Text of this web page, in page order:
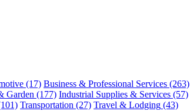
(17) Business & Professional Services (263)
Garden (177) Industrial Supplies & Services (57)
Transportation (27) Travel & Lodging (43)